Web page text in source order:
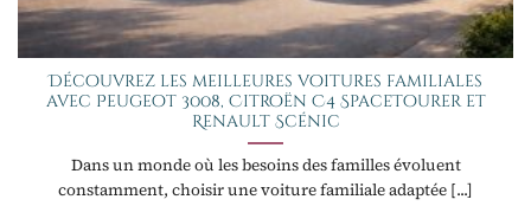
Découvrez les meilleures voitures familiales
avec Peugeot 3008, Citroën C4 SpaceTourer et
Renault Scénic
Dans un monde où les besoins des familles évoluent
constamment, choisir une voiture familiale adaptée [...]